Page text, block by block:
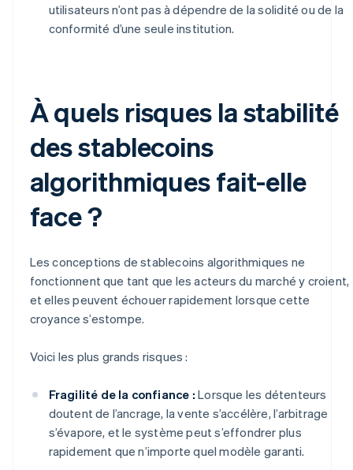
utilisateurs n’ont pas à dépendre de la solidité ou de la
conformité d’une seule institution.
À quels risques la stabilité
des stablecoins
algorithmiques fait-elle
face ?
Les conceptions de stablecoins algorithmiques ne
fonctionnent que tant que les acteurs du marché y croient,
et elles peuvent échouer rapidement lorsque cette
croyance s’estompe.
Voici les plus grands risques :
Fragilité de la confiance : Lorsque les détenteurs
doutent de l’ancrage, la vente s’accélère, l’arbitrage
s’évapore, et le système peut s’effondrer plus
rapidement que n’importe quel modèle garanti.